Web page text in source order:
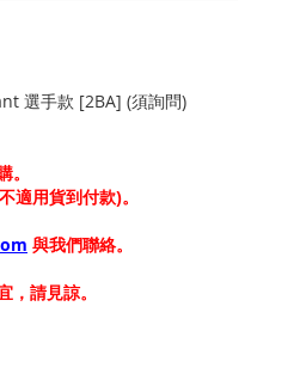
選手款 [2BA] (須詢問)
適用貨到付款)。
與我們聯絡。
請見諒。